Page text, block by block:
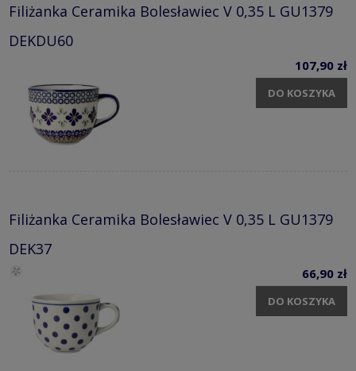
Filiżanka Ceramika Bolesławiec V 0,35 L GU1379
DEKDU60
107,90 zł
DO KOSZYKA
Filiżanka Ceramika Bolesławiec V 0,35 L GU1379
DEK37
66,90 zł
DO KOSZYKA